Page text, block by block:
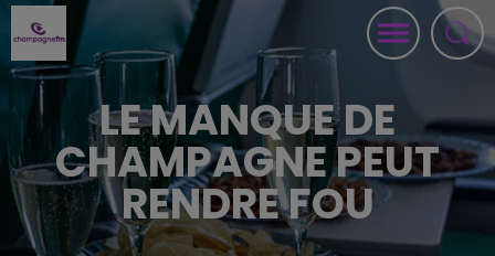
LE MANQUE DE
CHAMPAGNE PEUT
RENDRE FOU